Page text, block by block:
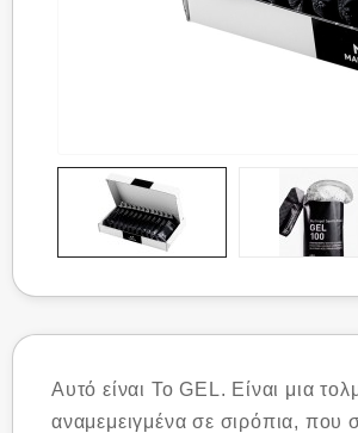
Αυτό είναι Το GEL. Είναι μια
αναμεμειγμένα σε σιρόπια, που